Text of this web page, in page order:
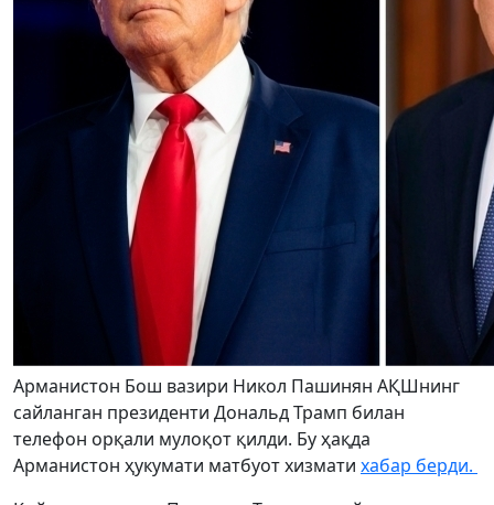
Арманистон Бош вазири Никол Пашинян АҚШнинг
сайланган президенти Дональд Трамп билан
телефон орқали мулоқот қилди. Бу ҳақда
Арманистон ҳукумати матбуот хизмати хабар берди.